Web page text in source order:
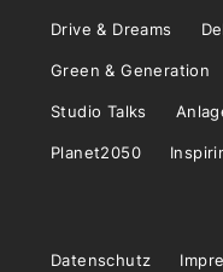
Drive & Dreams
Green & Generation
Studio Talks
Planet2050
Datenschutz